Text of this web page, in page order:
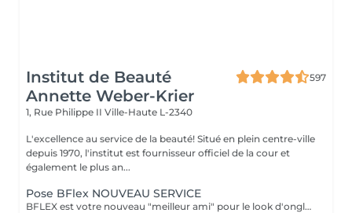
Institut de Beauté
Annette Weber-Krier
597
1, Rue Philippe II Ville-Haute L-2340
L'excellence au service de la beauté! Situé en plein centre-ville
depuis 1970, l'institut est fournisseur officiel de la cour et
également le plus an...
Pose BFlex NOUVEAU SERVICE
BFLEX est votre nouveau "meilleur ami" pour le look d'ongles courts et naturels que tous les clients recherchent ! Il s'agit d'une Babymanucure avec la pose d'un gel intelligent 4-en-1 avec lequel vous avez : Base-Construction-Teinte-Finition ! I C'est une prestation inédite et tendance !